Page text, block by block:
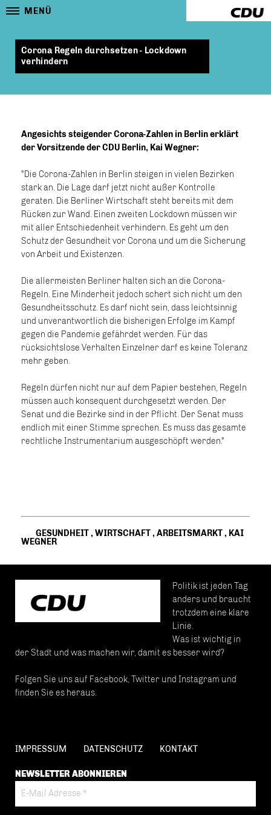
MENÜ
Corona Regeln durchsetzen - Lockdown
verhindern
Angesichts steigender Corona-Zahlen in Berlin erklärt
der Vorsitzende der CDU Berlin, Kai Wegner:
"Die Corona-Zahlen in Berlin steigen in vielen Bezirken
stark an. Die Lage darf jetzt nicht außer Kontrolle
geraten. Die Berliner Wirtschaft steht bereits mit dem
Rücken zur Wand. Einen zweiten Lockdown müssen wir
mit aller Entschiedenheit verhindern. Es geht um den
Schutz der Gesundheit vor Corona und um die Sicherung
von Arbeit und Existenzen.
Die allermeisten Berliner halten sich an die Corona-
Regeln. Eine Minderheit jedoch schert sich nicht um den
Gesundheitsschutz. Es darf nicht sein, dass leichtsinnig
und unverantwortlich die bisherigen Erfolge im Kampf
gegen die Pandemie gefährdet werden. Für das
rücksichtslose Verhalten Einzelner darf es keine Toleranz
mehr geben.
Regeln dürfen nicht nur auf dem Papier bestehen, Regeln
müssen auch konsequent durchgesetzt werden. Der
Senat und die Bezirke sind in der Pflicht. Der Senat muss
endlich mit einer Stimme sprechen. Es muss das gesamte
rechtliche Instrumentarium ausgeschöpft werden."
GESUNDHEIT, WIRTSCHAFT, ARBEITSMARKT, KAI
WEGNER
Politik ist jeden Tag
anders und braucht
trotzdem eine klare
Linie.
Was ist wichtig in
der Stadt und was machen wir, damit es besser wird?
Folgen Sie uns auf Facebook, Twitter und Instagram und
finden Sie es heraus.
IMPRESSUM DATENSCHUTZ KONTAKT
NEWSLETTER ABONNIEREN